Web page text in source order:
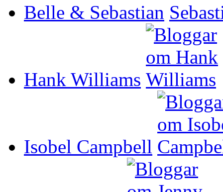
Belle & Sebastian
Hank Williams
Isobel Campbell